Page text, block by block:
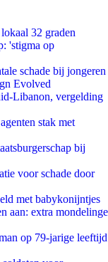
32 graden
'stigma op
schade bij jongeren
Evolved
Libanon, vergelding
stak met
bij
voor schade door
met babykonijntjes
aan: extra mondelinge
op 79-jarige leeftijd